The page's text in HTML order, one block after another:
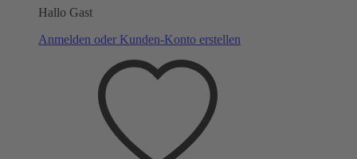
Hallo Gast
Anmelden oder Kunden-Konto erstellen